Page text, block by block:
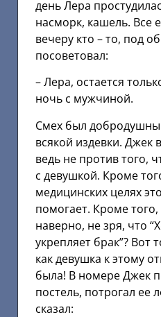
день Лера
насморк, кашель. Все
вечеру кто – то, под
посоветовал:
– Лера, остается
ночь с мужчиной.
Смех был
всякой издевки. Джек
ведь не против того,
с девушкой. Кроме
медицинских целях
помогает. Кроме
наверно, не зря, что
укрепляет брак”? Вот
как девушка к этому
была! В номере Джек
постель, потрогал ее
сказал: